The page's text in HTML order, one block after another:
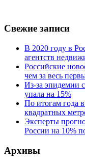
Свежие записи
В 2020 году в
агентств
Российские
чем за весь
Из-за эпидемии
упала на 15%
По итогам года
квадратных
Эксперты
России на 10%
Архивы